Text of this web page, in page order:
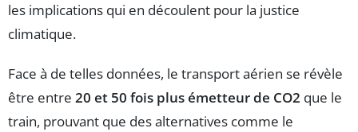
les implications qui en découlent pour la justice
climatique.
Face à de telles données, le transport aérien se révèle
être entre 20 et 50 fois plus émetteur de CO2 que le
train, prouvant que des alternatives comme le